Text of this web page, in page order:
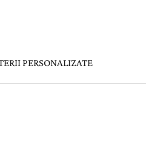
PERSONALIZATE